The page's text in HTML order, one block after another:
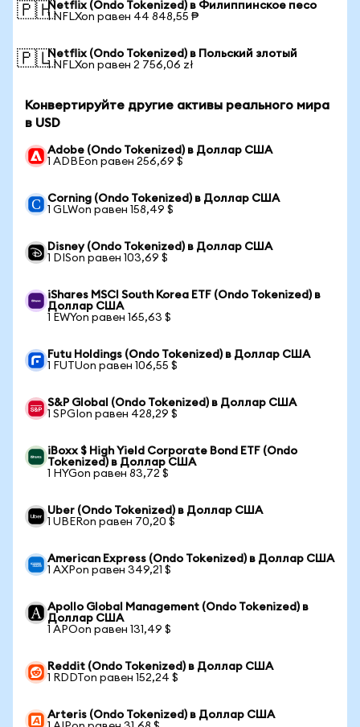
🇵🇭Netflix (Ondo Tokenized) в Филиппинское песо
1 NFLXon равен 44 848,55 ₱
🇵🇱Netflix (Ondo Tokenized) в Польский злотый
1 NFLXon равен 2 756,06 zł
Конвертируйте другие активы реального мира
в USD
Adobe (Ondo Tokenized) в Доллар США
1 ADBEon равен 256,69 $
Corning (Ondo Tokenized) в Доллар США
1 GLWon равен 158,49 $
Disney (Ondo Tokenized) в Доллар США
1 DISon равен 103,69 $
iShares MSCI South Korea ETF (Ondo Tokenized) в
Доллар США
1 EWYon равен 165,63 $
Futu Holdings (Ondo Tokenized) в Доллар США
1 FUTUon равен 106,55 $
S&P Global (Ondo Tokenized) в Доллар США
1 SPGIon равен 428,29 $
iBoxx $ High Yield Corporate Bond ETF (Ondo
Tokenized) в Доллар США
1 HYGon равен 83,72 $
Uber (Ondo Tokenized) в Доллар США
1 UBERon равен 70,20 $
American Express (Ondo Tokenized) в Доллар США
1 AXPon равен 349,21 $
Apollo Global Management (Ondo Tokenized) в
Доллар США
1 APOon равен 131,49 $
Reddit (Ondo Tokenized) в Доллар США
1 RDDTon равен 152,24 $
Arteris (Ondo Tokenized) в Доллар США